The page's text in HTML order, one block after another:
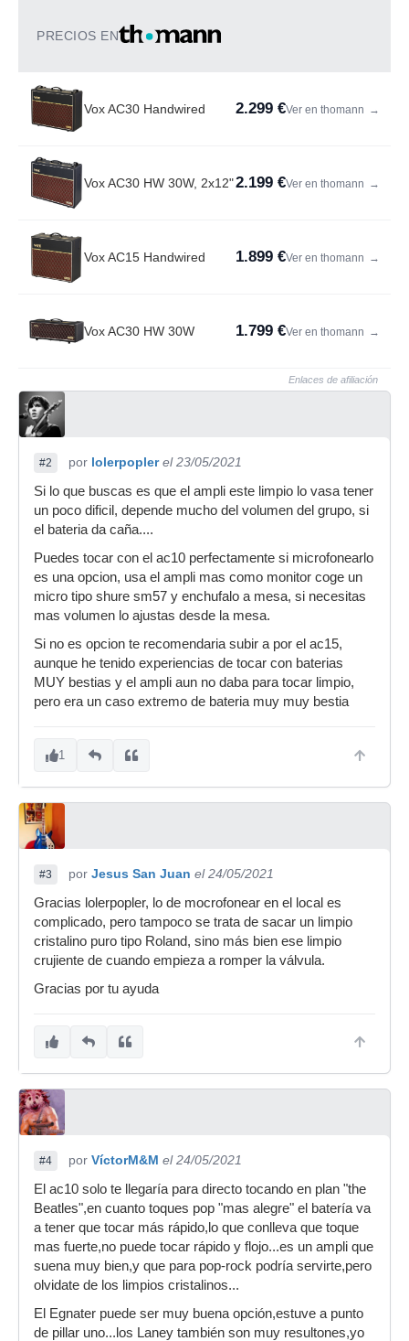
PRECIOS EN
Vox AC30 Handwired 2.299 €Ver en thomann →
Vox AC30 HW 30W, 2x12"2.199 €Ver en thomann →
Vox AC15 Handwired 1.899 €Ver en thomann →
Vox AC30 HW 30W 1.799 €Ver en thomann →
Enlaces de afiliación
#2 por lolerpopler el 23/05/2021
Si lo que buscas es que el ampli este limpio lo vasa tener
un poco dificil, depende mucho del volumen del grupo, si
el bateria da caña....
Puedes tocar con el ac10 perfectamente si microfonearlo
es una opcion, usa el ampli mas como monitor coge un
micro tipo shure sm57 y enchufalo a mesa, si necesitas
mas volumen lo ajustas desde la mesa.
Si no es opcion te recomendaria subir a por el ac15,
aunque he tenido experiencias de tocar con baterias
MUY bestias y el ampli aun no daba para tocar limpio,
pero era un caso extremo de bateria muy muy bestia
1
#3 por Jesus San Juan el 24/05/2021
Gracias lolerpopler, lo de mocrofonear en el local es
complicado, pero tampoco se trata de sacar un limpio
cristalino puro tipo Roland, sino más bien ese limpio
crujiente de cuando empieza a romper la válvula.
Gracias por tu ayuda
#4 por VíctorM&M el 24/05/2021
El ac10 solo te llegaría para directo tocando en plan "the
Beatles",en cuanto toques pop "mas alegre" el batería va
a tener que tocar más rápido,lo que conlleva que toque
mas fuerte,no puede tocar rápido y flojo...es un ampli que
suena muy bien,y que para pop-rock podría servirte,pero
olvidate de los limpios cristalinos...
El Egnater puede ser muy buena opción,estuve a punto
de pillar uno...los Laney también son muy resultones,yo